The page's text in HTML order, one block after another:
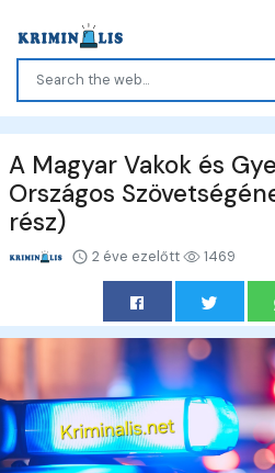
A Magyar Vakok és
Országos
rész)
2 éve ezelőtt 1469